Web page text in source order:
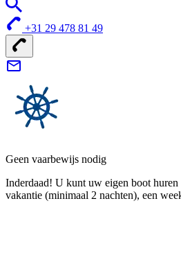
+31 29 478 81 49
Geen vaarbewijs nodig
Inderdaad! U kunt uw eigen boot huren
vakantie (minimaal 2 nachten), een